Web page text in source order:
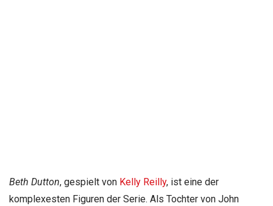
Beth Dutton, gespielt von Kelly Reilly, ist eine der
komplexesten Figuren der Serie. Als Tochter von John